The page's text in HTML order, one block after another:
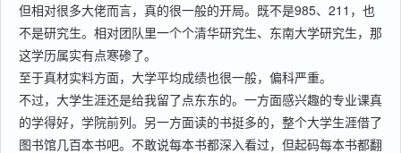
但相对很多大佬而言，真的很一般的开局。既不是985、211，也
不是研究生。相对团队里一个个清华研究生、东南大学研究生，那
这学历属实有点寒碜了。
至于真材实料方面，大学平均成绩也很一般，偏科严重。
不过，大学生涯还是给我留了点东东的。一方面感兴趣的专业课真
的学得好，学院前列。另一方面读的书挺多的，整个大学生涯借了
图书馆几百本书吧。不敢说每本书都深入看过，但起码每本书都翻